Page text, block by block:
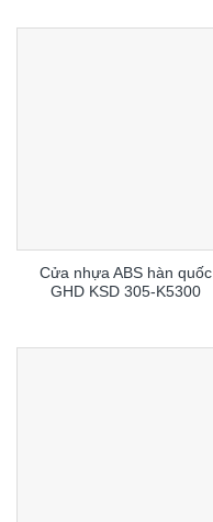
Cửa nhựa ABS hàn quốc
GHD KSD 305-K5300